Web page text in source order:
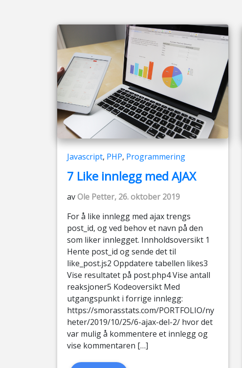
Javascript, PHP, Programmering
7 Like innlegg med AJAX
avOle Petter, 26. oktober 2019
For å like innlegg med ajax trengs
post_id, og ved behov et navn på den
som liker innlegget. Innholdsoversikt 1
Hente post_id og sende det til
like_post.js2 Oppdatere tabellen likes3
Vise resultatet på post.php4 Vise antall
reaksjoner5 Kodeoversikt Med
utgangspunkt i forrige innlegg:
https://smorasstats.com/PORTFOLIO/ny
heter/2019/10/25/6-ajax-del-2/ hvor det
var mulig å kommentere et innlegg og
vise kommentaren […]